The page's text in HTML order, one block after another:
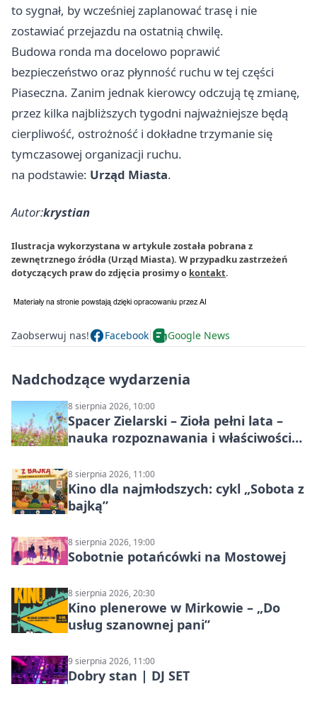
to sygnał, by wcześniej zaplanować trasę i nie
zostawiać przejazdu na ostatnią chwilę.
Budowa ronda ma docelowo poprawić
bezpieczeństwo oraz płynność ruchu w tej części
Piaseczna. Zanim jednak kierowcy odczują tę zmianę,
przez kilka najbliższych tygodni najważniejsze będą
cierpliwość, ostrożność i dokładne trzymanie się
tymczasowej organizacji ruchu.
na podstawie: Urząd Miasta.
Autor:krystian
Ilustracja wykorzystana w artykule została pobrana z
zewnętrznego źródła (Urząd Miasta). W przypadku zastrzeżeń
dotyczących praw do zdjęcia prosimy o kontakt.
Zaobserwuj nas! Facebook Google News
Nadchodzące wydarzenia
8 sierpnia 2026, 10:00
Spacer Zielarski – Zioła pełni lata –
nauka rozpoznawania i właściwości
8 sierpnia 2026, 11:00
Kino dla najmłodszych: cykl „Sobota z
bajką”
8 sierpnia 2026, 19:00
Sobotnie potańcówki na Mostowej
8 sierpnia 2026, 20:30
Kino plenerowe w Mirkowie – „Do
usług szanownej pani”
9 sierpnia 2026, 11:00
Dobry stan | DJ SET